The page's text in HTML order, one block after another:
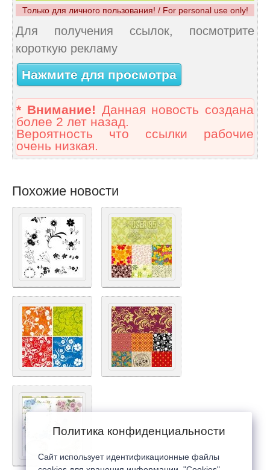
Только для личного пользования! / For personal use only!
Для получения ссылок, посмотрите
короткую рекламу
Нажмите для просмотра
* Внимание! Данная новость создана
более 2 лет назад.
Вероятность что ссылки рабочие
очень низкая.
Похожие новости
Политика конфиденциальности
Сайт использует идентификационные файлы